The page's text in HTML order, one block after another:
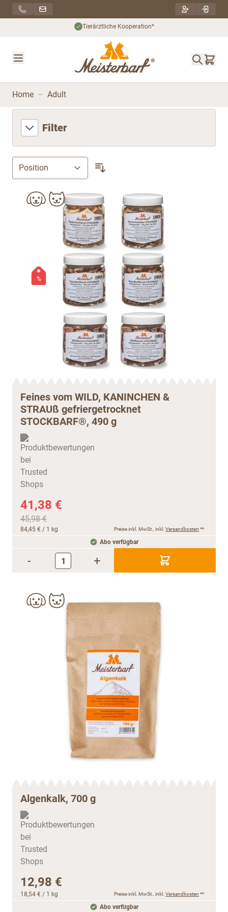
Direkt zum Inhalt
Tierärztliche Kooperation*
Home – Adult
Filter
%
Feines vom WILD, KANINCHEN &
STRAUß gefriergetrocknet
STOCKBARF®, 490 g
41,38 €
45,98 €
84,45 € / 1 kg Preise inkl. MwSt., inkl. Versandkosten **
Abo verfügbar
- +
Algenkalk, 700 g
12,98 €
18,54 € / 1 kg Preise inkl. MwSt., inkl. Versandkosten **
Abo verfügbar